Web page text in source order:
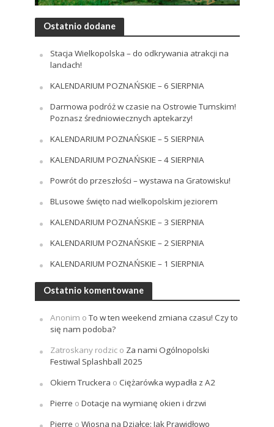
Ostatnio dodane
Stacja Wielkopolska – do odkrywania atrakcji na
landach!
KALENDARIUM POZNAŃSKIE – 6 SIERPNIA
Darmowa podróż w czasie na Ostrowie Tumskim!
Poznasz średniowiecznych aptekarzy!
KALENDARIUM POZNAŃSKIE – 5 SIERPNIA
KALENDARIUM POZNAŃSKIE – 4 SIERPNIA
Powrót do przeszłości – wystawa na Gratowisku!
BLusowe święto nad wielkopolskim jeziorem
KALENDARIUM POZNAŃSKIE – 3 SIERPNIA
KALENDARIUM POZNAŃSKIE – 2 SIERPNIA
KALENDARIUM POZNAŃSKIE – 1 SIERPNIA
Ostatnio komentowane
Anonim oTo w ten weekend zmiana czasu! Czy to
się nam podoba?
Zatroskany rodzico Za nami Ogólnopolski
Festiwal Splashball 2025
Okiem Truckera o Ciężarówka wypadła z A2
Pierre o Dotacje na wymianę okien i drzwi
Pierre o Wiosna na Działce: Jak Prawidłowo